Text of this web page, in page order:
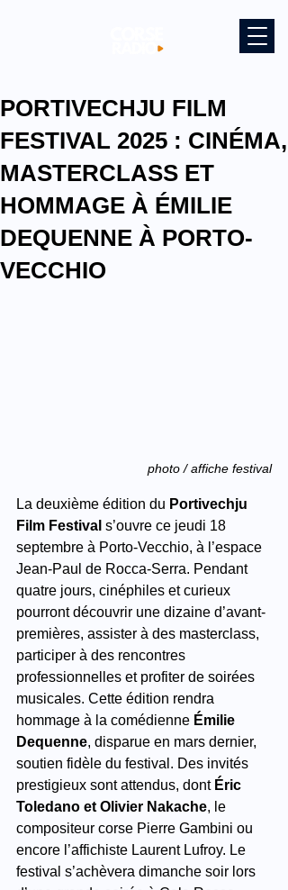
PORTIVECHJU FILM
FESTIVAL 2025 : CINÉMA,
MASTERCLASS ET
HOMMAGE À ÉMILIE
DEQUENNE À PORTO-
VECCHIO
photo / affiche festival
La deuxième édition du Portivechju
Film Festival s’ouvre ce jeudi 18
septembre à Porto-Vecchio, à l’espace
Jean-Paul de Rocca-Serra. Pendant
quatre jours, cinéphiles et curieux
pourront découvrir une dizaine d’avant-
premières, assister à des masterclass,
participer à des rencontres
professionnelles et profiter de soirées
musicales. Cette édition rendra
hommage à la comédienne Émilie
Dequenne, disparue en mars dernier,
soutien fidèle du festival. Des invités
prestigieux sont attendus, dont Éric
Toledano et Olivier Nakache, le
compositeur corse Pierre Gambini ou
encore l’affichiste Laurent Lufroy. Le
festival s’achèvera dimanche soir lors